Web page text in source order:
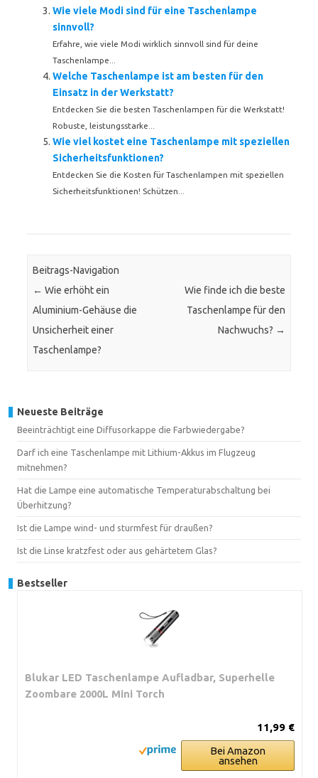
Wie viele Modi sind für eine Taschenlampe
sinnvoll?
Erfahre, wie viele Modi wirklich sinnvoll sind für deine
Taschenlampe...
Welche Taschenlampe ist am besten für den
Einsatz in der Werkstatt?
Entdecken Sie die besten Taschenlampen für die Werkstatt!
Robuste, leistungsstarke...
Wie viel kostet eine Taschenlampe mit speziellen
Sicherheitsfunktionen?
Entdecken Sie die Kosten für Taschenlampen mit speziellen
Sicherheitsfunktionen! Schützen...
Beitrags-Navigation
← Wie erhöht ein
Aluminium-Gehäuse die
Unsicherheit einer
Taschenlampe?
Wie finde ich die beste
Taschenlampe für den
Nachwuchs? →
Neueste Beiträge
Beeinträchtigt eine Diffusorkappe die Farbwiedergabe?
Darf ich eine Taschenlampe mit Lithium-Akkus im Flugzeug
mitnehmen?
Hat die Lampe eine automatische Temperaturabschaltung bei
Überhitzung?
Ist die Lampe wind- und sturmfest für draußen?
Ist die Linse kratzfest oder aus gehärtetem Glas?
Bestseller
Blukar LED Taschenlampe Aufladbar, Superhelle
Zoombare 2000L Mini Torch
11,99 €
Bei Amazon
ansehen